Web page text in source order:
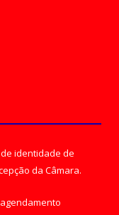
identidade de
da Câmara.